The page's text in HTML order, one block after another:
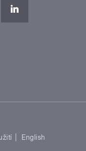
English